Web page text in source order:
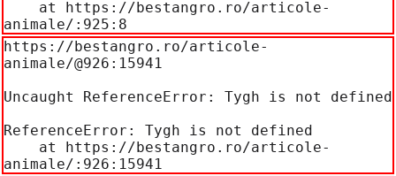
animale/:925:8
https://bestangro.ro/articole-
animale/@926:15941
Uncaught ReferenceError: Tygh is not defined
ReferenceError: Tygh is not defined
animale/:926:15941